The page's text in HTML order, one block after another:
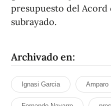
presupuesto del Acord
subrayado.
Archivado en:
Ignasi Garcia Amparo